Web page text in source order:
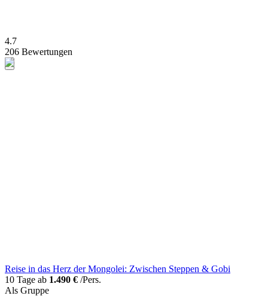
4.7
206 Bewertungen
Reise in das Herz der Mongolei: Zwischen Steppen & Gobi
10 Tage ab 1.490 € /Pers.
Als Gruppe